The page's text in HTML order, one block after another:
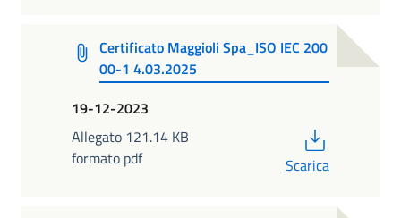
Certificato Maggioli Spa_ISO IEC 200
00-1 4.03.2025
19-12-2023
Allegato 121.14 KB
formato pdf
Scarica